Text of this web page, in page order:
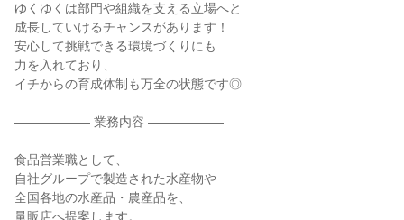
ゆくゆくは部門や組織を支える立場へと
成長していけるチャンスがあります！
安心して挑戦できる環境づくりにも
力を入れており、
イチからの育成体制も万全の状態です◎
―――――― 業務内容 ――――――
食品営業職として、
自社グループで製造された水産物や
全国各地の水産品・農産品を、
量販店へ提案します。